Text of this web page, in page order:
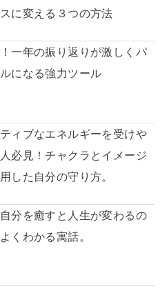
に変える３つの方法
一年の振り返りが激しくパ
になる強力ツール
ィブなエネルギーを受けや
必見！チャクラとイメージ
した自分の守り方。
分を癒すと人生が変わるの
くわかる寓話。